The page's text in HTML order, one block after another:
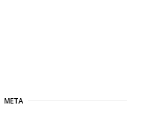
META